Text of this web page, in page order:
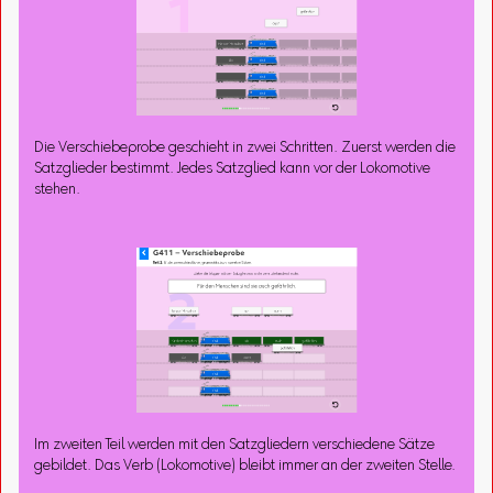
Die Verschiebeprobe geschieht in zwei Schritten. Zuerst werden die
Satzglieder bestimmt. Jedes Satzglied kann vor der Lokomotive
stehen.
Im zweiten Teil werden mit den Satzgliedern verschiedene Sätze
gebildet. Das Verb (Lokomotive) bleibt immer an der zweiten Stelle.